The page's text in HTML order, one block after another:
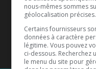
Coyote
nous-mêmes sommes
géolocalisation précises.
Certains fournisseurs
données à caractère
légitime. Vous pouvez
ci-dessous. Recherchez
le menu du site pour